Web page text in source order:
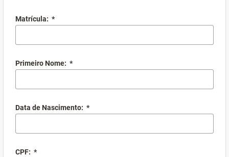
Matrícula: *
Primeiro Nome: *
Data de Nascimento: *
CPF: *